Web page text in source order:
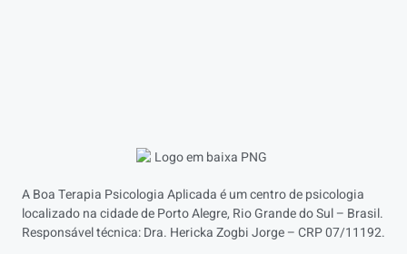
A Boa Terapia Psicologia Aplicada é um centro de psicologia
localizado na cidade de Porto Alegre, Rio Grande do Sul – Brasil.
Responsável técnica: Dra. Hericka Zogbi Jorge – CRP 07/11192.